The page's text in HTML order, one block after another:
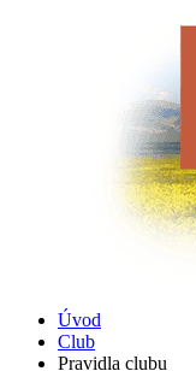
Úvod
Club
Pravidla clubu